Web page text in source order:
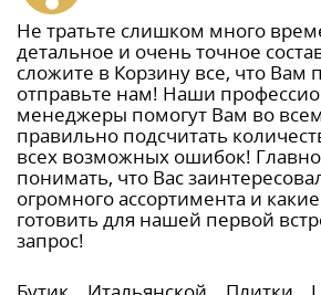
Не тратьте слишком много
детальное и очень точное
сложите в Корзину все, что Вам
отправьте нам! Наши
менеджеры помогут Вам во всем
правильно подсчитать
всех возможных ошибок!
понимать, что Вас
огромного ассортимента и
готовить для нашей первой
запрос!